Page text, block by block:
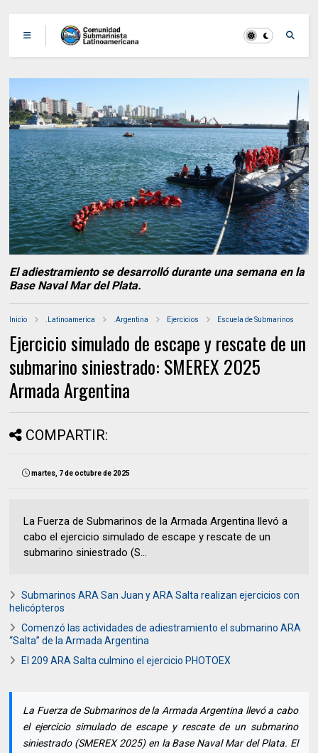
El adiestramiento se desarrolló durante una semana en la
Base Naval Mar del Plata.
Inicio .Latinoamerica .Argentina Ejercicios Escuela de Submarinos
Ejercicio simulado de escape y rescate de un
submarino siniestrado: SMEREX 2025
Armada Argentina
COMPARTIR:
martes, 7 de octubre de 2025
La Fuerza de Submarinos de la Armada Argentina llevó a
cabo el ejercicio simulado de escape y rescate de un
submarino siniestrado (S...
Submarinos ARA San Juan y ARA Salta realizan ejercicios con
helicópteros
Comenzó las actividades de adiestramiento el submarino ARA
“Salta” de la Armada Argentina
El 209 ARA Salta culmino el ejercicio PHOTOEX
La Fuerza de Submarinos de la Armada Argentina llevó a cabo
el ejercicio simulado de escape y rescate de un submarino
siniestrado (SMEREX 2025) en la Base Naval Mar del Plata. El